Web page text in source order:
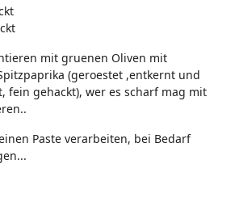
mit gruenen Oliven mit
(geroestet ,entkernt und
fein gehackt), wer es scharf mag mit
Paste verarbeiten, bei Bedarf